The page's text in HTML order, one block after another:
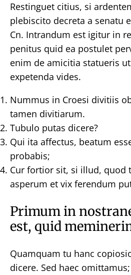
Restinguet citius, si
plebiscito decreta a senatu
Cn. Intrandum est igitur in
penitus quid ea postulet
enim de amicitia statueris
expetenda vides.
Nummus in Croesi divitiis
tamen divitiarum.
Tubulo putas dicere?
Qui ita affectus, beatum
probabis;
Cur fortior sit, si illud, quod
asperum et vix ferendum
Primum in
est, quid
Quamquam tu hanc
dicere. Sed haec